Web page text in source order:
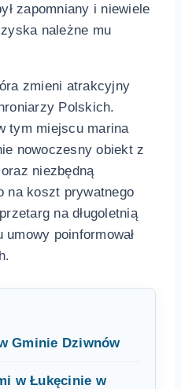
zapomniany i niewiele
należne mu
zmieni atrakcyjny
Polskich.
tym miejscu marina
nowoczesny obiekt z
niezbędną
na koszt prywatnego
na długoletnią
poinformował
Gminie Dziwnów
w Łukęcinie w